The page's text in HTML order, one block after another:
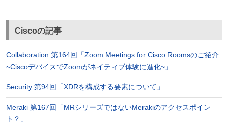
Ciscoの記事
Collaboration 第164回「Zoom Meetings for Cisco Roomsのご紹介
~CiscoデバイスでZoomがネイティブ体験に進化~」
Security 第94回「XDRを構成する要素について」
Meraki 第167回「MRシリーズではないMerakiのアクセスポイン
ト？」